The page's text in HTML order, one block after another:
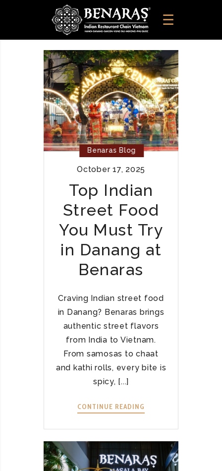
Benaras Blog
October 17, 2025
Top Indian
Street Food
You Must Try
in Danang at
Benaras
Craving Indian street food
in Danang? Benaras brings
authentic street flavors
from India to Vietnam.
From samosas to chaat
and kathi rolls, every bite is
spicy, [...]
CONTINUE READING
P
I
N
D